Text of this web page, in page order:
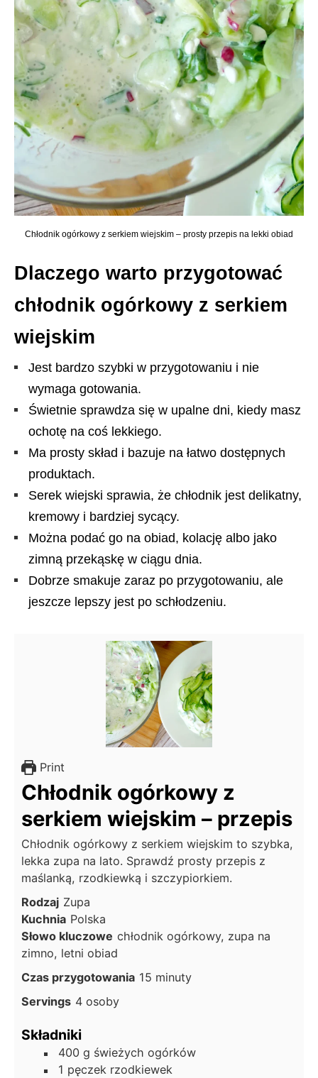
Chłodnik ogórkowy z serkiem wiejskim – prosty przepis na lekki obiad
Dlaczego warto przygotować
chłodnik ogórkowy z serkiem
wiejskim
Jest bardzo szybki w przygotowaniu i nie
wymaga gotowania.
Świetnie sprawdza się w upalne dni, kiedy masz
ochotę na coś lekkiego.
Ma prosty skład i bazuje na łatwo dostępnych
produktach.
Serek wiejski sprawia, że chłodnik jest delikatny,
kremowy i bardziej sycący.
Można podać go na obiad, kolację albo jako
zimną przekąskę w ciągu dnia.
Dobrze smakuje zaraz po przygotowaniu, ale
jeszcze lepszy jest po schłodzeniu.
Print
Chłodnik ogórkowy z
serkiem wiejskim – przepis
Chłodnik ogórkowy z serkiem wiejskim to szybka,
lekka zupa na lato. Sprawdź prosty przepis z
maślanką, rzodkiewką i szczypiorkiem.
Rodzaj Zupa
Kuchnia Polska
Słowo kluczowe chłodnik ogórkowy, zupa na
zimno, letni obiad
Czas przygotowania 15 m
y
minuty
Servings 4 osoby
Składniki
400 g świeżych ogórków
1 pęczek rzodkiewek